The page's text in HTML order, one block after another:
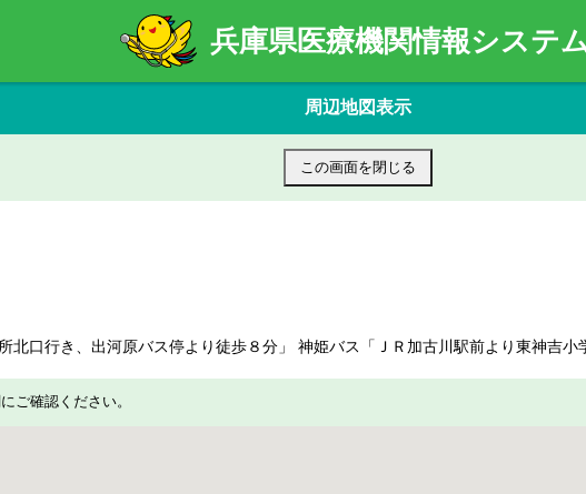
兵庫県医療機関情報システ
周辺地図表示
この画面を閉じる
北口行き、出河原バス停より徒歩８分」 神姫バス「ＪＲ加古川駅前より東神吉小
ご確認ください。